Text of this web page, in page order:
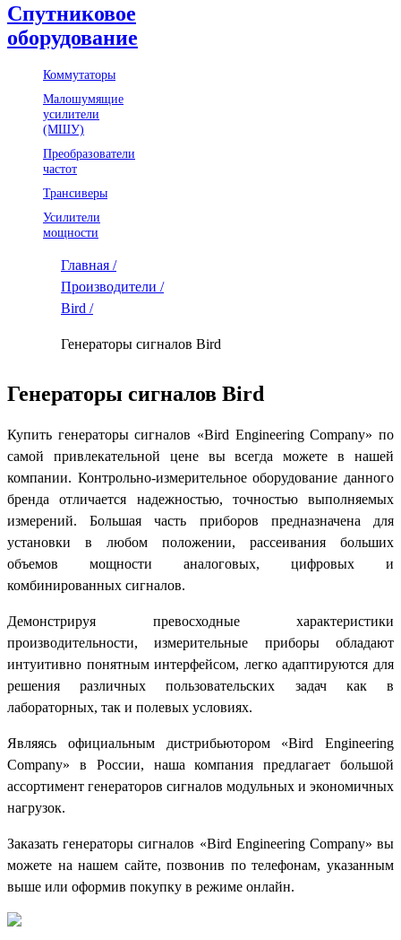
Спутниковое
оборудование
Коммутаторы
Малошумящие
усилители
(МШУ)
Преобразователи
частот
Трансиверы
Усилители
мощности
Главная /
Производители /
Bird /
Генераторы сигналов Bird
Генераторы сигналов Bird
Купить генераторы сигналов «Bird Engineering Company» по
самой привлекательной цене вы всегда можете в нашей
компании. Контрольно-измерительное оборудование данного
бренда отличается надежностью, точностью выполняемых
измерений. Большая часть приборов предназначена для
установки в любом положении, рассеивания больших
объемов мощности аналоговых, цифровых и
комбинированных сигналов.
Демонстрируя превосходные характеристики
производительности, измерительные приборы обладают
интуитивно понятным интерфейсом, легко адаптируются для
решения различных пользовательских задач как в
лабораторных, так и полевых условиях.
Являясь официальным дистрибьютором «Bird Engineering
Company» в России, наша компания предлагает большой
ассортимент генераторов сигналов модульных и экономичных
нагрузок.
Заказать генераторы сигналов «Bird Engineering Company» вы
можете на нашем сайте, позвонив по телефонам, указанным
выше или оформив покупку в режиме онлайн.